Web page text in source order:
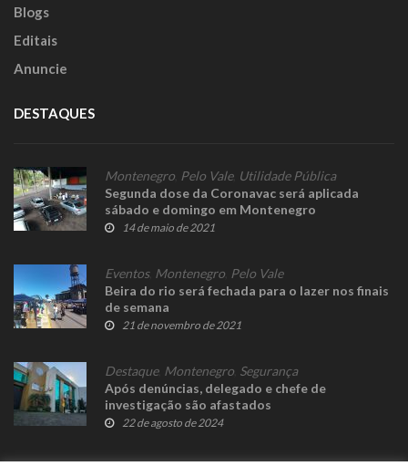
Blogs
Editais
Anuncie
DESTAQUES
Montenegro Pelo Vale, Utilidade Pública
Segunda dose da Coronavac será aplicada
sábado e domingo em Montenegro
14 de maio de 2021
Eventos, Montenegro Pelo Vale
Beira do rio será fechada para o lazer nos finais
de semana
21 de novembro de 2021
Destaque, Montenegro Segurança
Após denúncias, delegado e chefe de
investigação são afastados
22 de agosto de 2024